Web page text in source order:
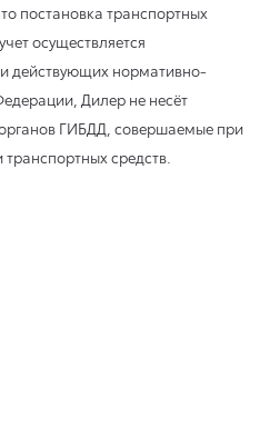
постановка транспортных
осуществляется
действующих нормативно-
Дилер не несёт
органов ГИБДД, совершаемые при
средств.